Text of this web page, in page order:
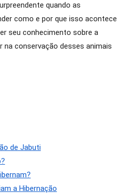
Neste
2026
quando as
como e por que isso acontece
seu conhecimento sobre a
na conservação desses animais
de Jabuti
a Hibernação